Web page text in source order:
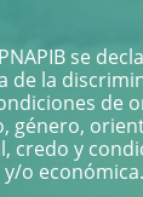
se
de la
de
género,
credo y
y/o económica.